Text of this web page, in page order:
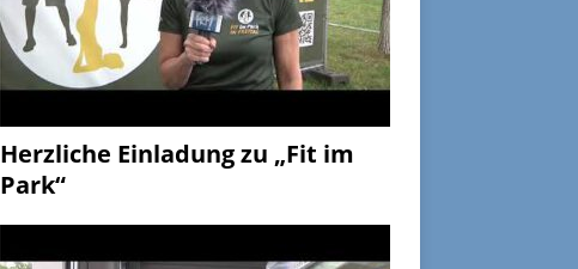
Herzliche Einladung zu „Fit im
Park“